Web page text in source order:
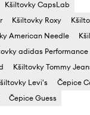
Kšiltovky CapsLab
Kšiltovky Roxy
American Needle
adidas Performance
Kšiltovky Tommy
Levi's
Čepice
Čepice Guess